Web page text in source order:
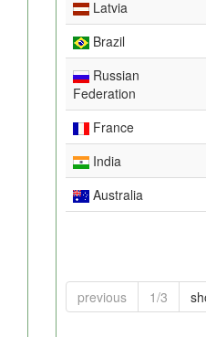
Latvia
Brazil
Russian
Federation
France
India
Australia
previous 1/3